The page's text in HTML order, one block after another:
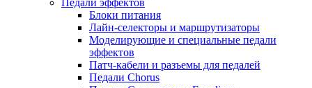
Педали эффектов
Блоки питания
Лайн-селекторы и маршрутизаторы
Моделирующие и специальные педали
эффектов
Патч-кабели и разъемы для педалей
Педали Chorus